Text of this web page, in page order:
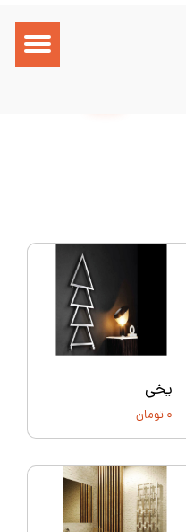
یخی
۰ تومان